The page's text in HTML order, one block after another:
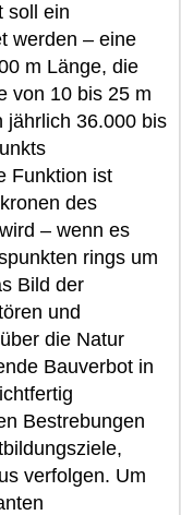
soll ein
werden – eine
m Länge, die
von 10 bis 25 m
jährlich 36.000 bis
Funktion ist
des
– wenn es
rings um
Bild der
und
die Natur
Bauverbot in
Bestrebungen
verfolgen. Um